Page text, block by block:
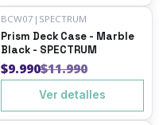
-17% OFF
Agotado
BCW07 | SPECTRUM
Prism Deck Case - Marble
Black - SPECTRUM
$9.990$11.990
Ver detalles